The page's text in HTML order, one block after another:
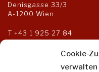
Cookie-
verwalten
Denisgasse 33/3
A-1200 Wien
T +43 1 925 27 84
F +43 1 925 27 85
kanzlei@steuerberater-